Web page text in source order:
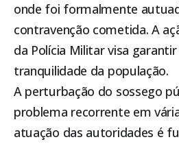
onde foi formalmente
contravenção cometida. A
da Polícia Militar visa
tranquilidade da população.
A perturbação do sossego
problema recorrente em
atuação das autoridades é